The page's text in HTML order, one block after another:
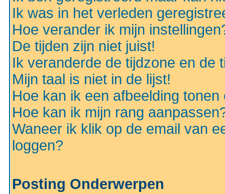
Ik was in het verleden
Hoe verander ik mijn
De tijden zijn niet juist!
Ik veranderde de tijdzone en de
Mijn taal is niet in de lijst!
Hoe kan ik een afbeelding
Hoe kan ik mijn rang
Waneer ik klik op de email van
loggen?
Posting Onderwerpen